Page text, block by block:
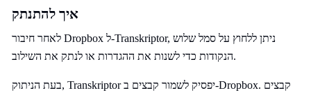
איך להתנתק
לאחר חיבור Dropbox ל-Transkriptor, ניתן ללחוץ על סמל שלוש
הנקודות כדי לשנות את ההגדרות או לנתק את השילוב.
בעת הניתוק, Transkriptor יפסיק לשמור קבצים ב-Dropbox. קבצים